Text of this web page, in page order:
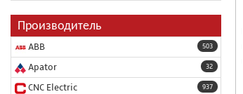
Производитель
503
ABB
32
Apator
937
CNC Electric